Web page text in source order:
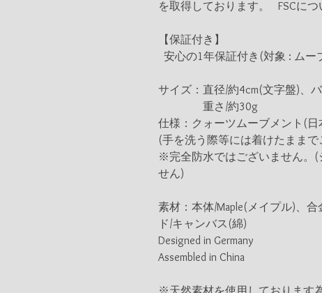
を取得しております。 FSCに
【保証付き】
安心の1年保証付き(対象 : ムー
サイズ：直径/約4cm(文字盤)、
重さ/約30g
仕様：クォーツムーブメント(
(手を洗う際等には着けたまま
※完全防水ではございません。(
せん)
素材：本体/Maple(メイプル)、
ド/キャンバス(綿)
Designed in Germany
Assembled in China